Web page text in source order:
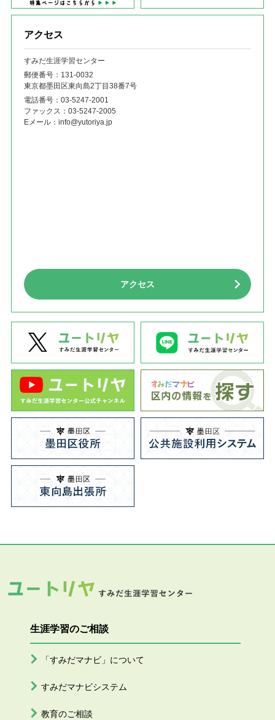
アクセス
すみだ生涯学習センター
郵便番号：131‐0032
東京都墨田区東向島2丁目38番7号
電話番号： 03-5247-2001
ファックス： 03-5247-2005
Eメール： info@yutoriya.jp
アクセス
生涯学習のご相談
「すみだマナビ」について
すみだマナビシステム
教育のご相談